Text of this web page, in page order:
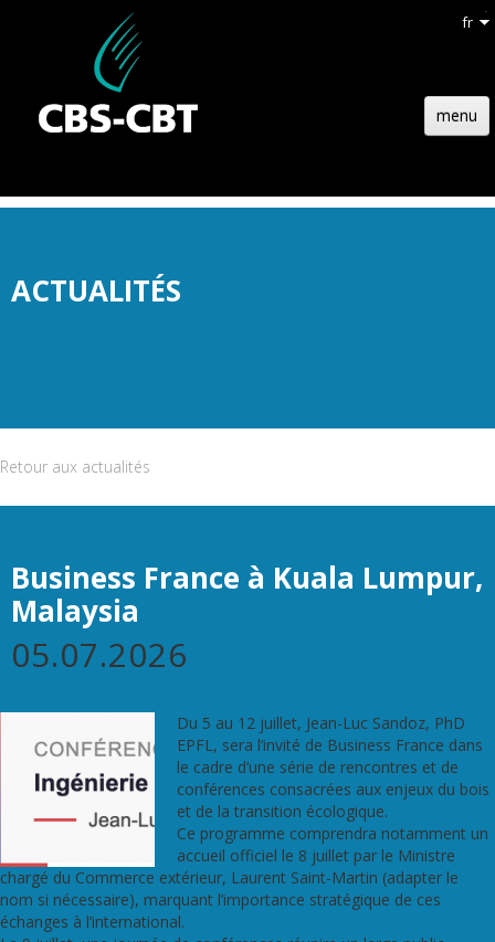
fr
menu
ACTUALITÉS
Retour aux actualités
Business France à Kuala Lumpur,
Malaysia
05.07.2026
Du 5 au 12 juillet, Jean-Luc Sandoz, PhD
EPFL, sera l’invité de Business France dans
le cadre d’une série de rencontres et de
conférences consacrées aux enjeux du bois
et de la transition écologique.
Ce programme comprendra notamment un
accueil officiel le 8 juillet par le Ministre
chargé du Commerce extérieur, Laurent Saint-Martin (adapter le
nom si nécessaire), marquant l’importance stratégique de ces
échanges à l’international.